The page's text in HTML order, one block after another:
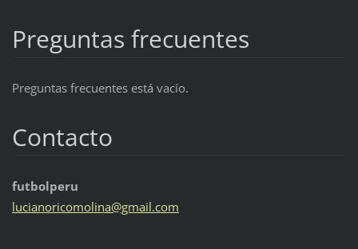
Preguntas frecuentes
Preguntas frecuentes está vacío.
Contacto
futbolperu
lucianoricomolina@gmail.com